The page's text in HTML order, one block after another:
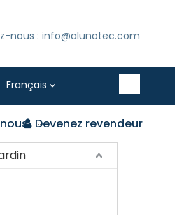
nous : info@alunotec.com
Français
Devenez revendeur